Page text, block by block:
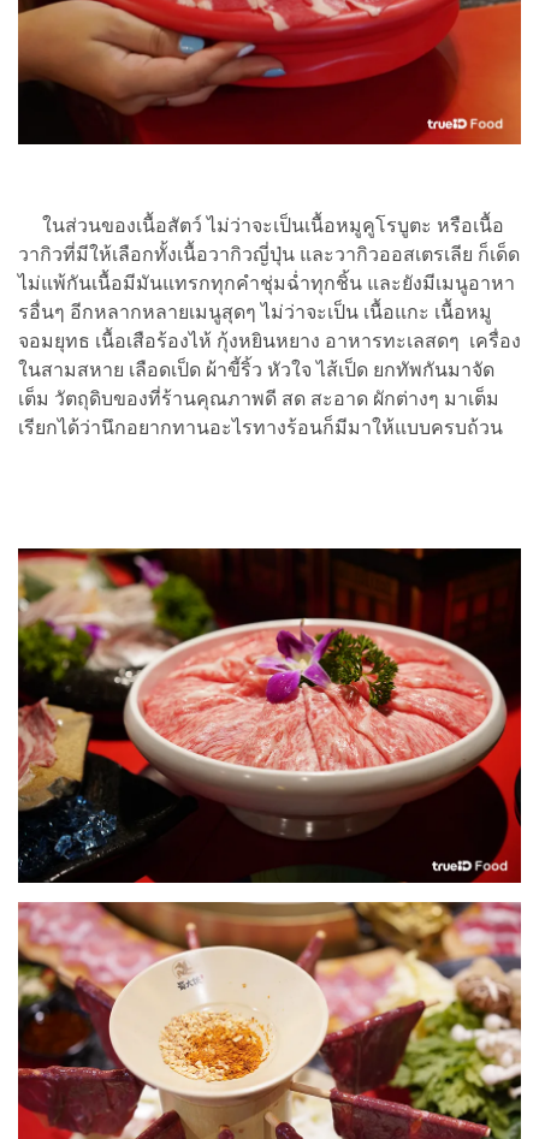
ในส่วนของเนื้อสัตว์ ไม่ว่าจะเป็นเนื้อหมูคูโรบูตะ หรือเนื้อ
วากิวที่มีให้เลือกทั้งเนื้อวากิวญี่ปุ่น และวากิวออสเตรเลีย ก็เด็ด
ไม่แพ้กันเนื้อมีมันแทรกทุกคำชุ่มฉ่ำทุกชิ้น และยังมีเมนูอาหา
รอื่นๆ อีกหลากหลายเมนูสุดๆ ไม่ว่าจะเป็น เนื้อแกะ เนื้อหมู
จอมยุทธ เนื้อเสือร้องไห้ กุ้งหยินหยาง อาหารทะเลสดๆ เครื่อง
ในสามสหาย เลือดเป็ด ผ้าขี้ริ้ว หัวใจ ไส้เป็ด ยกทัพกันมาจัด
เต็ม วัตถุดิบของที่ร้านคุณภาพดี สด สะอาด ผักต่างๆ มาเต็ม
เรียกได้ว่านึกอยากทานอะไรทางร้อนก็มีมาให้แบบครบถ้วน